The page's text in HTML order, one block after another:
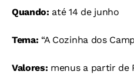
Quando: até 14 de junho
Tema:“A Cozinha dos
Valores: menus a partir de